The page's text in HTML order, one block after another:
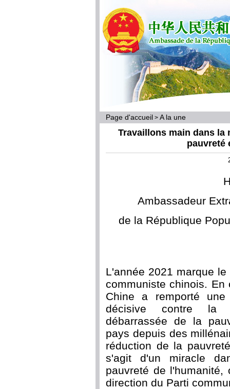
Page d'accueil > A la une
Travaillons main dans la
pauvreté
Ambassadeur
de la République
L'année 2021 marque
communiste chinois. En
Chine a remporté
décisive contre la
débarrassée de la
pays depuis des
réduction de la
s'agit d'un miracle
pauvreté de
direction du Parti